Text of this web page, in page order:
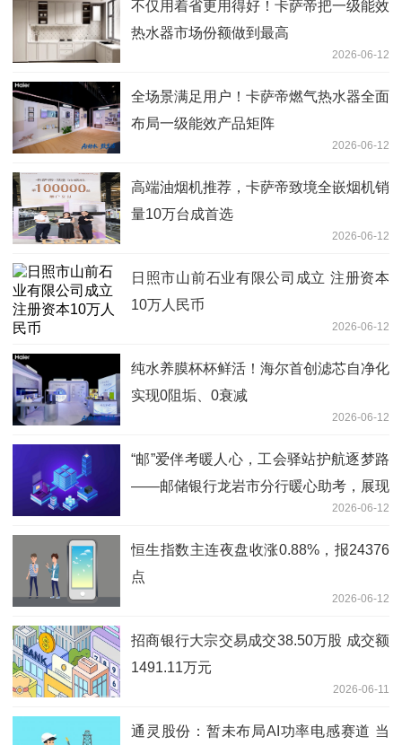
不仅用着省更用得好！卡萨帝把一级能效
热水器市场份额做到最高
2026-06-12
全场景满足用户！卡萨帝燃气热水器全面
布局一级能效产品矩阵
2026-06-12
高端油烟机推荐，卡萨帝致境全嵌烟机销
量10万台成首选
2026-06-12
日照市山前石业有限公司成立 注册资本
10万人民币
2026-06-12
纯水养膜杯杯鲜活！海尔首创滤芯自净化
实现0阻垢、0衰减
2026-06-12
“邮”爱伴考暖人心，工会驿站护航逐梦路
——邮储银行龙岩市分行暖心助考，展现
2026-06-12
恒生指数主连夜盘收涨0.88%，报24376
点
2026-06-12
招商银行大宗交易成交38.50万股 成交额
1491.11万元
2026-06-11
通灵股份：暂未布局AI功率电感赛道 当